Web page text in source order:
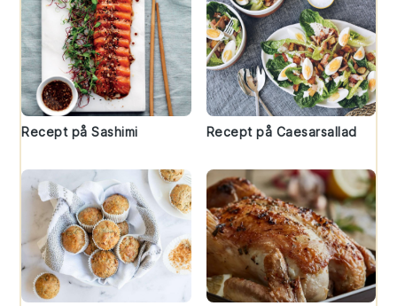
Recept på Sashimi Recept på Caesarsallad